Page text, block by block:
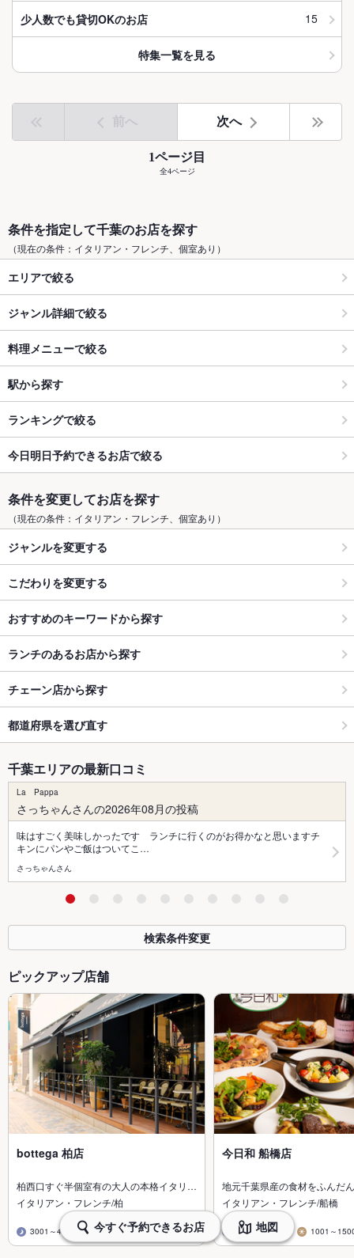
少人数でも貸切OKのお店 15
特集一覧を見る
前へ 次へ
1ページ目
全4ページ
条件を指定して千葉のお店を探す
（現在の条件：イタリアン・フレンチ、個室あり）
エリアで絞る
ジャンル詳細で絞る
料理メニューで絞る
駅から探す
ランキングで絞る
今日明日予約できるお店で絞る
条件を変更してお店を探す
（現在の条件：イタリアン・フレンチ、個室あり）
ジャンルを変更する
こだわりを変更する
おすすめのキーワードから探す
ランチのあるお店から探す
チェーン店から探す
都道府県を選び直す
千葉エリアの最新口コミ
La Pappa
さっちゃんさんの2026年08月の投稿
味はすごく美味しかったです ランチに行くのがお得かなと思いますチ
キンにパンやご飯はついてこ…
さっちゃんさん
検索条件変更
ピックアップ店舗
bottega 柏店
柏西口すぐ半個室有の大人の本格イタリ…
イタリアン・フレンチ/柏
3001～4000円 1001～1500円
今日和 船橋店
地元千葉県産の食材をふんだ
イタリアン・フレンチ/船橋
2001～3000円 1001～
今すぐ予約できるお店 地図